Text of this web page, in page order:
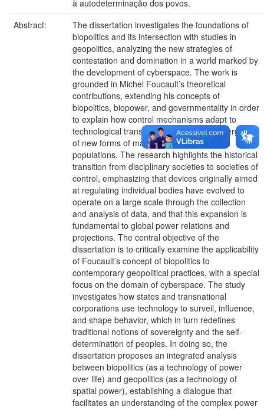
à autodeterminação dos povos.
Abstract:
The dissertation investigates the foundations of
biopolitics and its intersection with studies in
geopolitics, analyzing the new strategies of
contestation and domination in a world marked by
the development of cyberspace. The work is
grounded in Michel Foucault’s theoretical
contributions, extending his concepts of
biopolitics, biopower, and governmentality in order
to explain how control mechanisms adapt to
technological transformations and the emergence
of new forms of management over life and
populations. The research highlights the historical
transition from disciplinary societies to societies of
control, emphasizing that devices originally aimed
at regulating individual bodies have evolved to
operate on a large scale through the collection
and analysis of data, and that this expansion is
fundamental to global power relations and
projections. The central objective of the
dissertation is to critically examine the applicability
of Foucault’s concept of biopolitics to
contemporary geopolitical practices, with a special
focus on the domain of cyberspace. The study
investigates how states and transnational
corporations use technology to surveil, influence,
and shape behavior, which in turn redefines
traditional notions of sovereignty and the self-
determination of peoples. In doing so, the
dissertation proposes an integrated analysis
between biopolitics (as a technology of power
over life) and geopolitics (as a technology of
spatial power), establishing a dialogue that
facilitates an understanding of the complex power